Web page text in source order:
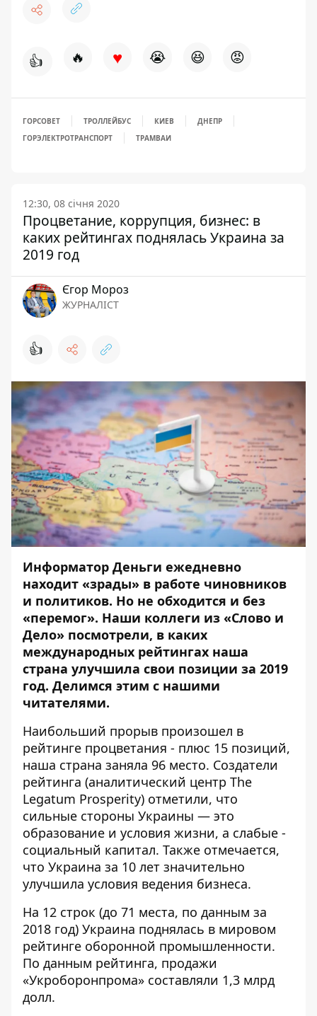
👍 🔥 ♥ 😭 😆 😡
ГОРСОВЕТ ТРОЛЛЕЙБУС КИЕВ
ДНЕПР
ГОРЭЛЕКТРОТРАНСПОРТ
ТРАМВАИ
12:30, 08 січня 2020
Процветание, коррупция, бизнес: в
каких рейтингах поднялась Украина за
2019 год
Єгор Мороз
ЖУРНАЛІСТ
👍
Информатор Деньги ежедневно
находит «зрады» в работе чиновников
и политиков. Но не обходится и без
«перемог». Наши коллеги из «Слово и
Дело» посмотрели, в каких
международных рейтингах наша
страна улучшила свои позиции за 2019
год. Делимся этим с нашими
читателями.
Наибольший прорыв произошел в
рейтинге процветания - плюс 15 позиций,
наша страна заняла 96 место. Создатели
рейтинга (аналитический центр The
Legatum Prosperity) отметили, что
сильные стороны Украины — это
образование и условия жизни, а слабые -
социальный капитал. Также отмечается,
что Украина за 10 лет значительно
улучшила условия ведения бизнеса.
На 12 строк (до 71 места, по данным за
2018 год) Украина поднялась в мировом
рейтинге оборонной промышленности.
По данным рейтинга, продажи
«Укроборонпрома» составляли 1,3 млрд
долл.